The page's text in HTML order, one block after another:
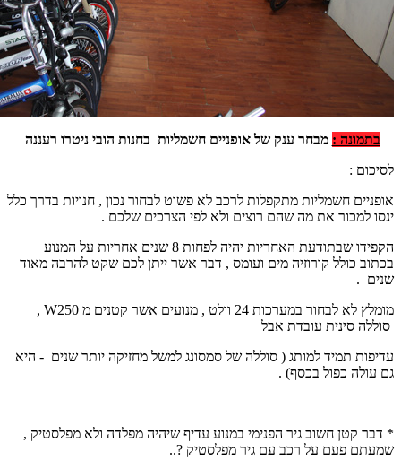
בתמונה : מבחר ענק של אופניים חשמליות בחנות הובי ניטרו רעננה
לסיכום :
אופניים חשמליות מתקפלות לרכב לא פשוט לבחור נכון , חנויות בדרך כלל
ינסו למכור את מה שהם רוצים ולא לפי הצרכים שלכם .
הקפידו שבתודעת האחריות יהיה לפחות 8 שנים אחריות על המנוע
בכתוב כולל קורוזיה מים ועומס , דבר אשר ייתן לכם שקט להרבה מאוד
שנים .
מומלץ לא לבחור במערכות 24 וולט , מנועים אשר קטנים מ 250
W
,
סוללה סינית עובדת אבל
עדיפות תמיד למותג ( סוללה של סמסונג למשל מחזיקה יותר שנים - היא
גם עולה כפול בכסף) .
* דבר קטן חשוב גיר הפנימי במנוע עדיף שיהיה מפלדה ולא מפלסטיק ,
שמעתם פעם על רכב עם גיר מפלסטיק ?..